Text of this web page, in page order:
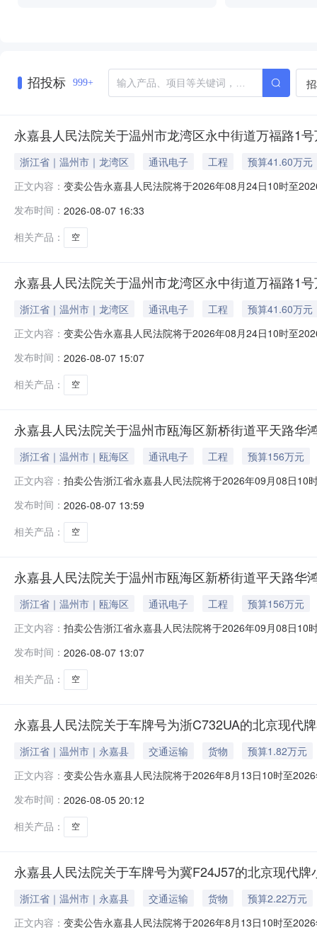
招投标 999+
永嘉县人民法院关于温州市龙湾区永中街道万福路1
浙江省｜温州市｜龙湾区 通讯电子 工程
预算41.60万元
正文内容： 变卖公告永嘉县人民法院将于2026年08月24日10时至
万福锦苑3幢101室的不动产，权证号：浙（2020）温州
发布时间： 2026-08-07 16:33
相关产品：
空
永嘉县人民法院关于温州市龙湾区永中街道万福路1
浙江省｜温州市｜龙湾区 通讯电子 工程
预算41.60万元
正文内容： 变卖公告永嘉县人民法院将于2026年08月24日10时至
万福锦苑3幢101室的不动产，权证号：浙（2020）温州
发布时间： 2026-08-07 15:07
相关产品：
空
永嘉县人民法院关于温州市瓯海区新桥街道平天路
浙江省｜温州市｜瓯海区 通讯电子 工程
预算156万元
正文内容： 拍卖公告浙江省永嘉县人民法院将于2026年09月08日10
平天路华鸿锦园（现名华鸿.中央城）7幢201室的不动产
发布时间： 2026-08-07 13:59
相关产品：
空
永嘉县人民法院关于温州市瓯海区新桥街道平天路华
浙江省｜温州市｜瓯海区 通讯电子 工程
预算156万元
正文内容： 拍卖公告浙江省永嘉县人民法院将于2026年09月08日10
平天路华鸿锦园（现名华鸿·中央城）7幢201室的不动
发布时间： 2026-08-07 13:07
相关产品：
空
永嘉县人民法院关于车牌号为浙C732UA的北京现代
浙江省｜温州市｜永嘉县 交通运输 货物
预算1.82万元
正文内容： 变卖公告永嘉县人民法院将于2026年8月13日10时至
小型普通客车一辆评估价28391元，起拍价18240元，保
发布时间： 2026-08-05 20:12
相关产品：
空
永嘉县人民法院关于车牌号为冀F24J57的北京现代
浙江省｜温州市｜永嘉县 交通运输 货物
预算2.22万元
正文内容： 变卖公告永嘉县人民法院将于2026年8月13日10时至